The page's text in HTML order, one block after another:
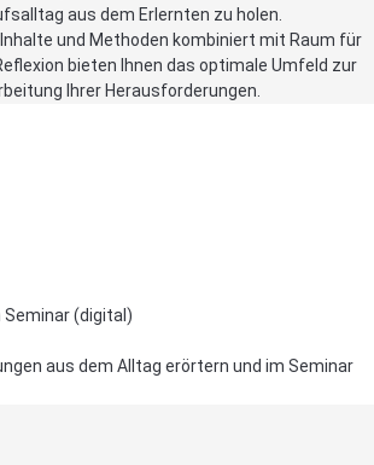
aus dem Erlernten zu holen.
und Methoden kombiniert mit Raum für
bieten Ihnen das optimale Umfeld zur
Ihrer Herausforderungen.
Seminar (digital)
aus dem Alltag erörtern und im Seminar